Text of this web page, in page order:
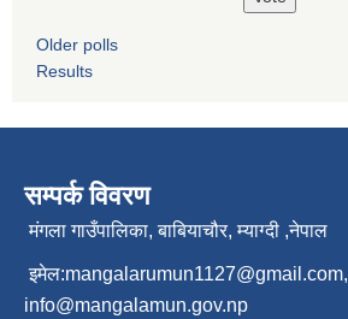
Older polls
Results
सम्पर्क विवरण
मंगला गाउँपालिका, बाबियाचौर, म्याग्दी ,नेपाल
इमेल:mangalarumun1127@gmail.com,
info@mangalamun.gov.np